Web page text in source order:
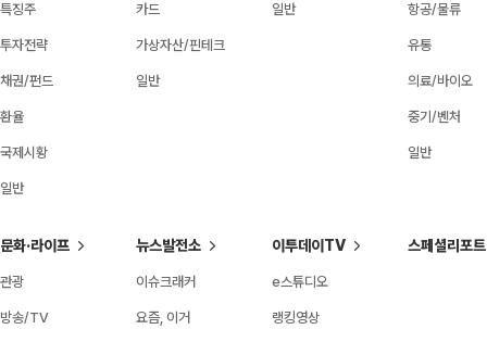
특징주
투자전략
채권/펀드
환율
국제시황
일반
카드
가상자산/핀테크
일반
일반 항공/물류
유통
의료/바이오
중기/벤처
일반
문화·라이프
관광
방송/TV
뉴스발전소
이슈크래커
요즘, 이거
이투데이TV
e스튜디오
랭킹영상
스페셜리포트